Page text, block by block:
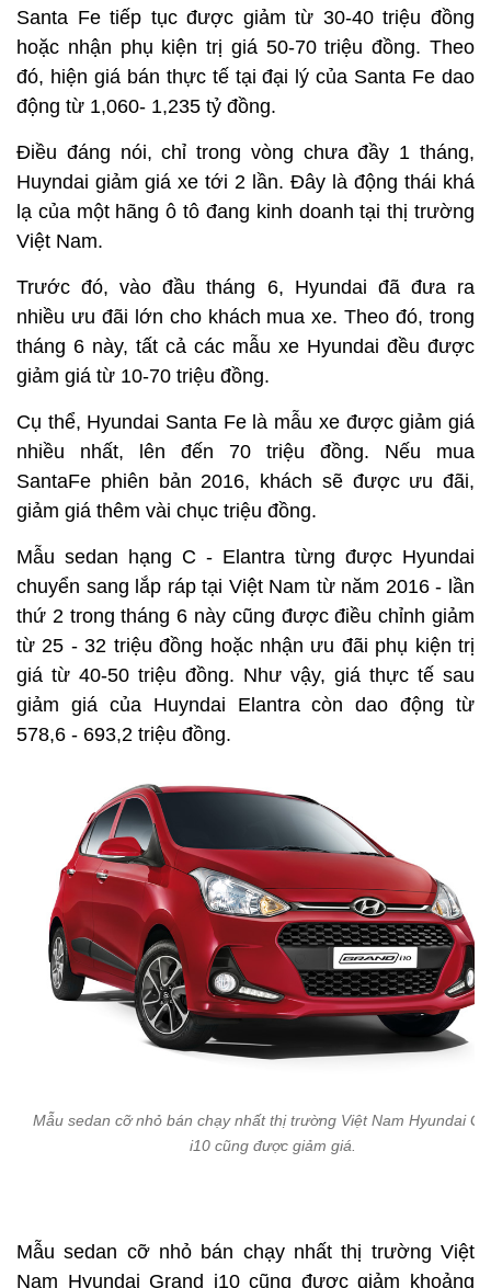
Santa Fe tiếp tục được giảm từ 30-40 triệu đồng
hoặc nhận phụ kiện trị giá 50-70 triệu đồng. Theo
đó, hiện giá bán thực tế tại đại lý của Santa Fe dao
động từ 1,060- 1,235 tỷ đồng.
Điều đáng nói, chỉ trong vòng chưa đầy 1 tháng,
Huyndai giảm giá xe tới 2 lần. Đây là động thái khá
lạ của một hãng ô tô đang kinh doanh tại thị trường
Việt Nam.
Trước đó, vào đầu tháng 6, Hyundai đã đưa ra
nhiều ưu đãi lớn cho khách mua xe. Theo đó, trong
tháng 6 này, tất cả các mẫu xe Hyundai đều được
giảm giá từ 10-70 triệu đồng.
Cụ thể, Hyundai Santa Fe là mẫu xe được giảm giá
nhiều nhất, lên đến 70 triệu đồng. Nếu mua
SantaFe phiên bản 2016, khách sẽ được ưu đãi,
giảm giá thêm vài chục triệu đồng.
Mẫu sedan hạng C - Elantra từng được Hyundai
chuyển sang lắp ráp tại Việt Nam từ năm 2016 - lần
thứ 2 trong tháng 6 này cũng được điều chỉnh giảm
từ 25 - 32 triệu đồng hoặc nhận ưu đãi phụ kiện trị
giá từ 40-50 triệu đồng. Như vậy, giá thực tế sau
giảm giá của Huyndai Elantra còn dao động từ
578,6 - 693,2 triệu đồng.
Mẫu sedan cỡ nhỏ bán chạy nhất thị trường Việt Nam Hyundai
i10 cũng được giảm giá.
Mẫu sedan cỡ nhỏ bán chạy nhất thị trường Việt
Nam Hyundai Grand i10 cũng được giảm khoảng